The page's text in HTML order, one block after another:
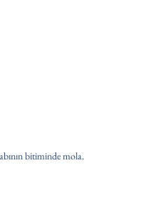
bitiminde mola.